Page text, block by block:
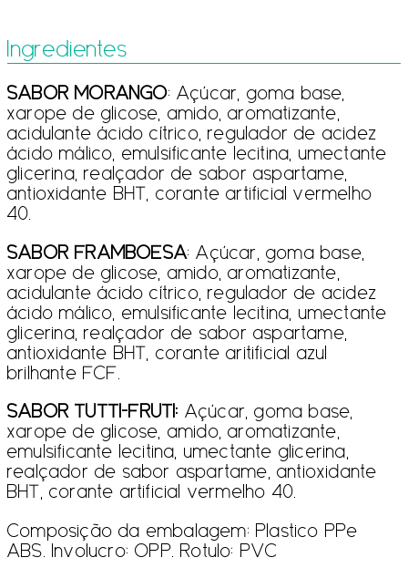
Ingredientes
SABOR MORANGO: Açúcar, goma base,
xarope de glicose, amido, aromatizante,
acidulante ácido cítrico, regulador de acidez
ácido málico, emulsificante lecitina, umectante
glicerina, realçador de sabor aspartame,
antioxidante BHT, corante artificial vermelho
40.
SABOR FRAMBOESA: Açúcar, goma base,
xarope de glicose, amido, aromatizante,
acidulante ácido cítrico, regulador de acidez
ácido málico, emulsificante lecitina, umectante
glicerina, realçador de sabor aspartame,
antioxidante BHT, corante aritificial azul
brilhante FCF.
SABOR TUTTI-FRUTI: Açúcar, goma base,
xarope de glicose, amido, aromatizante,
emulsificante lecitina, umectante glicerina,
realçador de sabor aspartame, antioxidante
BHT, corante artificial vermelho 40.
Composição da embalagem: Plastico PPe
ABS. Involucro: OPP. Rotulo: PVC